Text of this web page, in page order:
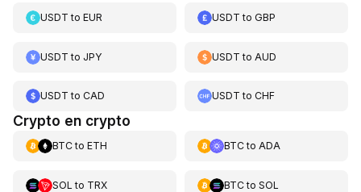
USDT to EUR USDT toGBP
USDT to JPY USDT to AUD
USDT to CAD USDT toCHF
Crypto en crypto
BTCto ETH BTCto ADA
SOL to TRX BTCto SOL